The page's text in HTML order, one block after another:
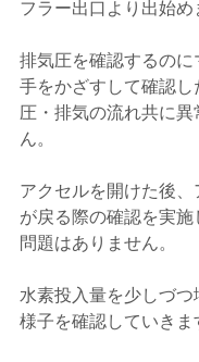
フラー出口より出始め
排気圧を確認するの
手をかざすして確認
圧・排気の流れ共に
ん。
アクセルを開けた後
が戻る際の確認を実
問題はありません。
水素投入量を少しづつ
様子を確認していきま